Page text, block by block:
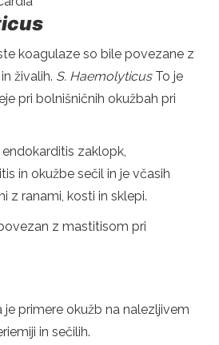
koagulaze so bile povezane z
živalih. S. HaemolyticusTo je
pri bolnišničnih okužbah pri
zaklopk,
in okužbe sečil in je včasih
z ranami, kosti in sklepi.
z mastitisom pri
je primere okužb na nalezljivem
in sečilih.